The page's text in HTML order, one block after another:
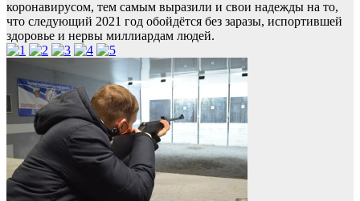
коронавирусом, тем самым выразили и свои надежды на то,
что следующий 2021 год обойдётся без заразы, испортившей
здоровье и нервы миллиардам людей.